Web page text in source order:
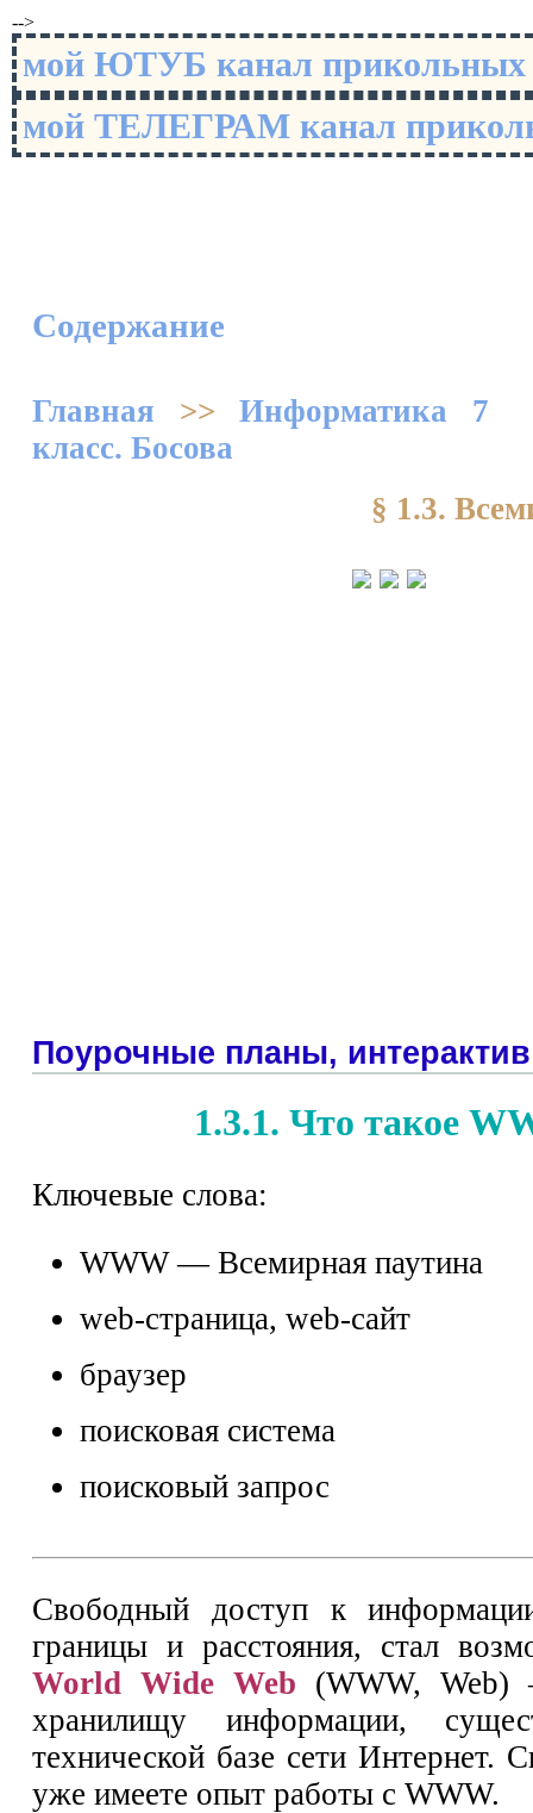
-->
мой ЮТУБ канал
мой ТЕЛЕГРАМ канал
Содержание
Главная >>Информатика 7
класс. Босова
§ 1.3.
Поурочные планы, интерактив
1.3.1. Что такое
Ключевые слова:
WWW — Всемирная паутина
web-страница, web-сайт
браузер
поисковая система
поисковый запрос
Свободный доступ к
границы и расстояния, стал
World Wide Web (WWW, Web)
хранилищу информации,
технической базе сети Интернет.
уже имеете опыт работы с WWW.